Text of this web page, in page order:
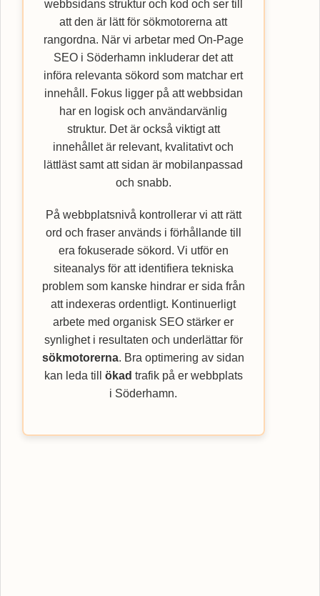
webbsidans struktur och kod och ser till
att den är lätt för sökmotorerna att
rangordna. När vi arbetar med On-Page
SEO i Söderhamn inkluderar det att
införa relevanta sökord som matchar ert
innehåll. Fokus ligger på att webbsidan
har en logisk och användarvänlig
struktur. Det är också viktigt att
innehållet är relevant, kvalitativt och
lättläst samt att sidan är mobilanpassad
och snabb.
På webbplatsnivå kontrollerar vi att rätt
ord och fraser används i förhållande till
era fokuserade sökord. Vi utför en
siteanalys för att identifiera tekniska
problem som kanske hindrar er sida från
att indexeras ordentligt. Kontinuerligt
arbete med organisk SEO stärker er
synlighet i resultaten och underlättar för
sökmotorerna. Bra optimering av sidan
kan leda till ökad trafik på er webbplats
i Söderhamn.